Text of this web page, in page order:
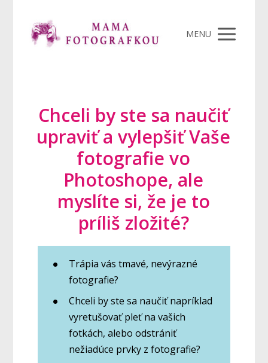
MENU
Chceli by ste sa naučiť
upraviť a vylepšiť Vaše
fotografie vo
Photoshope, ale
myslíte si, že je to
príliš zložité?
Trápia vás tmavé, nevýrazné
fotografie?
Chceli by ste sa naučiť napríklad
vyretušovať pleť na vašich
fotkách, alebo odstrániť
nežiadúce prvky z fotografie?